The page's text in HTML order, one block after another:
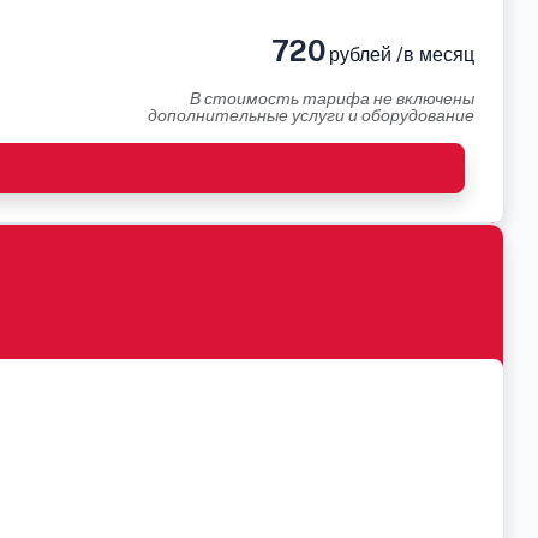
720рублей /в месяц
В стоимость тарифа не включены
дополнительные услуги и оборудование